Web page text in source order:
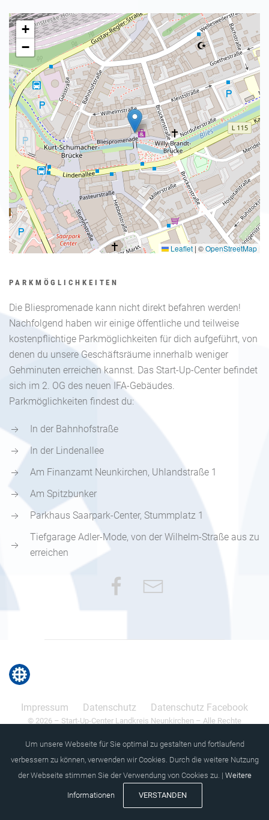
+
−
Leaflet | ©OpenStreetMap
PARKMÖGLICHKEITEN
Die Bliespromenade kann nicht direkt befahren werden!
Nachfolgend haben wir einige öffentliche und teilweise
kostenpflichtige Parkmöglichkeiten für dich aufgeführt, von
denen du unsere Geschäftsräume innerhalb weniger
Gehminuten erreichen kannst. Das Start-Up-Center befindet
sich im 2. OG des neuen IFA-Gebäudes.
Parkmöglichkeiten findest du:
In der Bahnhofstraße
In der Lindenallee
Am Finanzamt Neunkirchen, Uhlandstraße 1
Am Spitzbunker
Parkhaus Saarpark-Center, Stummplatz 1
Tiefgarage Adler-Mode, von der Wilhelm-Straße aus zu
erreichen
Impressum Datenschutz Datenschutz Facebook
© 2026 – Start-Up-Center Landkreis Neunkirchen – Alle Rechte
Um unsere Webseite für Sie optimal zu gestalten und fortlaufend
verbessern zu können, verwenden wir Cookies. Durch die weitere Nutzung
der Webseite stimmen Sie der Verwendung von Cookies zu. | Weitere
Informationen VERSTANDEN